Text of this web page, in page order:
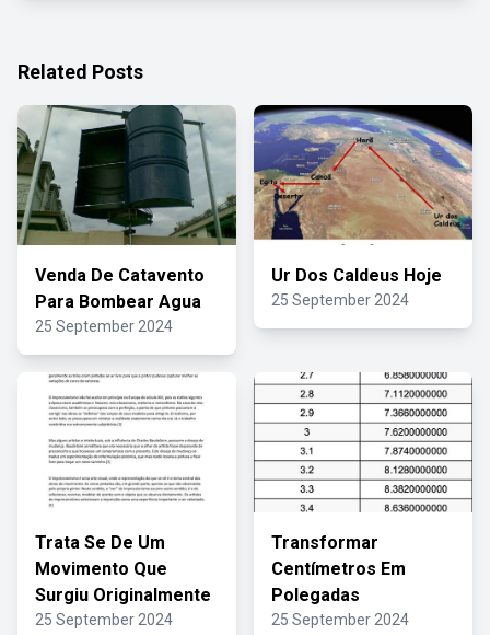
Related Posts
Venda De Catavento
Para Bombear Agua
25 September 2024
Ur Dos Caldeus Hoje
25 September 2024
Trata Se De Um
Movimento Que
Surgiu Originalmente
25 September 2024
Transformar
Centímetros Em
Polegadas
25 September 2024